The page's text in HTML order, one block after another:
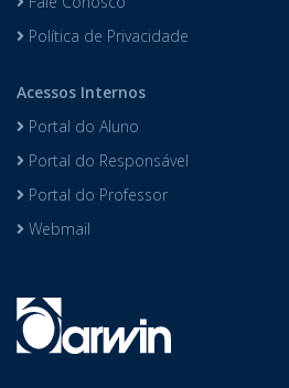
Contato
Acessos Internos
Portal do Aluno
Portal do Responsável
Webmail